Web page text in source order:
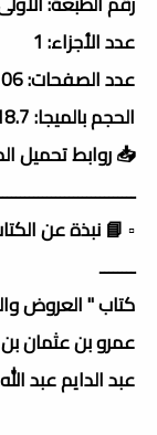
عدد الأجزاء: 1
عدد الصفحات: 106
الحجم بالميجا: 18.7
📥 روابط تحميل
▫️ 📘 نبذة عن
ــــــــ
كتاب " العروض
عمرو بن عثمان بن
عبد الدايم عبد